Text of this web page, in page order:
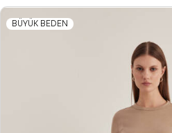
BÜYÜK BEDEN